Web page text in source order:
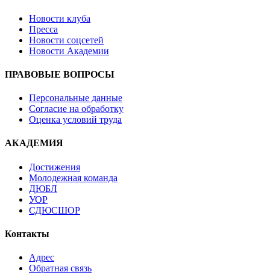
Новости клуба
Пресса
Новости соцсетей
Новости Академии
ПРАВОВЫЕ ВОПРОСЫ
Персональные данные
Согласие на обработку
Оценка условий труда
АКАДЕМИЯ
Достижения
Молодежная команда
ДЮБЛ
УОР
СДЮСШОР
Контакты
Адрес
Обратная связь